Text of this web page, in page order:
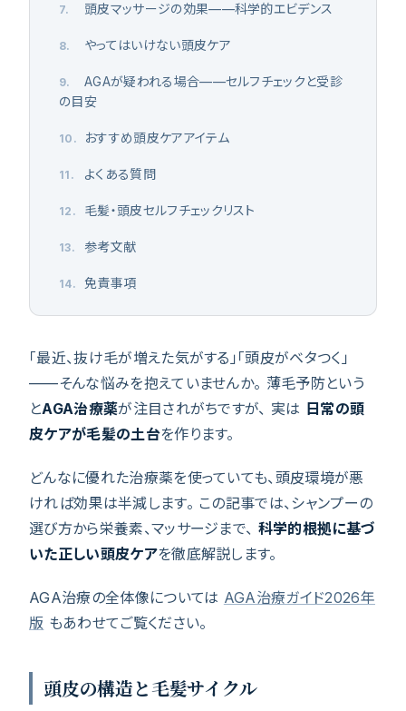
7. 頭皮マッサージの効果——科学的エビデンス
8. やってはいけない頭皮ケア
9.
AGAが疑われる場合——セルフチェックと受診
の目安
10 . おすすめ頭皮ケアアイテム
11 . よくある質問
12 . 毛髪・頭皮セルフチェックリスト
13. 参考文献
14. 免責事項
「最近、抜け毛が増えた気がする」「頭皮がベタつく」
——そんな悩みを抱えていませんか。 薄毛予防という
とAGA治療薬が注目されがちですが、 実は 日常の頭
皮ケアが毛髪の土台を作ります。
どんなに優れた治療薬を使っていても、頭皮環境が悪
ければ効果は半減します。 この記事では、シャンプーの
選び方から栄養素、マッサージまで、 科学的根拠に基づ
いた正しい頭皮ケアを徹底解説します。
AGA治療の全体像については AGA治療ガイド2026年
版 もあわせてご覧ください。
頭皮の構造と毛髪サイクル